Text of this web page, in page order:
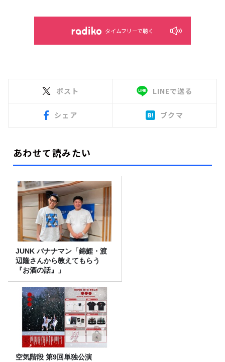
タイムフリーで聴く
ポスト LINEで送る
シェア ブクマ
あわせて読みたい
JUNK バナナマン「錦鯉・渡
辺隆さんから教えてもらう
『お酒の話』」
空気階段 第9回単独公演